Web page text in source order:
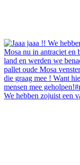
We hebben zojuist een